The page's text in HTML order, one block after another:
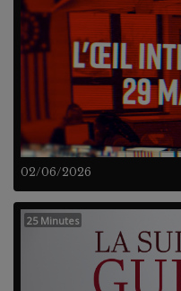
02/06/2026
25 Minutes